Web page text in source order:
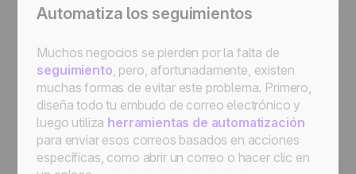
Automatiza los seguimientos
Muchos negocios se pierden por la falta de
seguimiento, pero, afortunadamente, existen
muchas formas de evitar este problema. Primero,
diseña todo tu embudo de correo electrónico y
luego utiliza herramientas de automatización
para enviar esos correos basados en acciones
específicas, como abrir un correo o hacer clic en